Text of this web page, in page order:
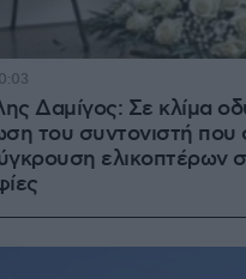
Δαμίγος: Σε κλίμα
του συντονιστή που
ελικοπτέρων